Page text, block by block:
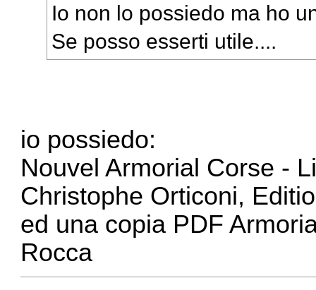
Io non lo possiedo ma ho
Se posso esserti utile....
io possiedo:
Nouvel Armorial Corse -
Christophe Orticoni,
ed una copia PDF
Rocca